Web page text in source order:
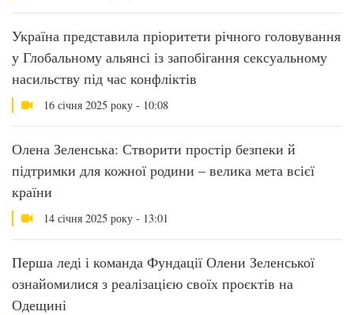
Україна представила пріоритети річного головування
у Глобальному альянсі із запобігання сексуальному
насильству під час конфліктів
16 січня 2025 року - 10:08
Олена Зеленська: Створити простір безпеки й
підтримки для кожної родини – велика мета всієї
країни
14 січня 2025 року - 13:01
Перша леді і команда Фундації Олени Зеленської
ознайомилися з реалізацією своїх проєктів на
Одещині